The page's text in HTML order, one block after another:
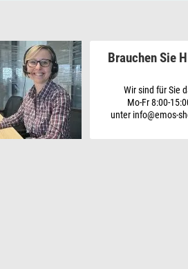
Brauchen Sie
Wir sind für Sie
Mo-Fr 8:00-
unter info@emos-